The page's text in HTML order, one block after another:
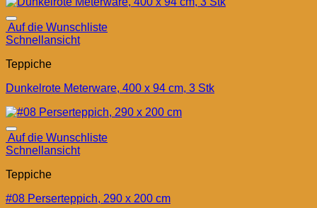
Auf die Wunschliste
Schnellansicht
Teppiche
Dunkelrote Meterware, 400 x 94 cm, 3 Stk
Auf die Wunschliste
Schnellansicht
Teppiche
#08 Perserteppich, 290 x 200 cm